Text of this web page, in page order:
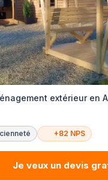
extérieur en
+82 NPS
Je veux un devis